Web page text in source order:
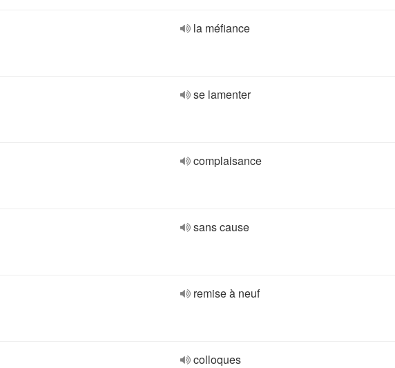
la méfiance
se lamenter
complaisance
sans cause
remise à neuf
colloques